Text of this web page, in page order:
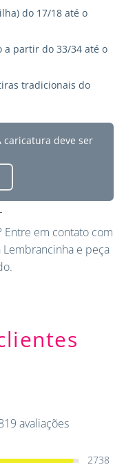
do 17/18 até o
a partir do 33/34 até o
tradicionais do
caricatura deve ser
Entre em contato com
e peça
avaliações
2738